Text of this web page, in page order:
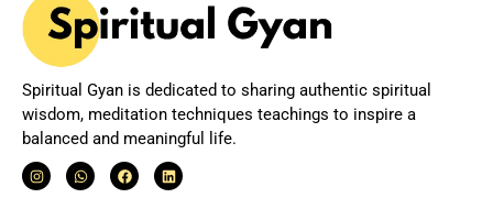
Spiritual Gyan is dedicated to sharing authentic spiritual
wisdom, meditation techniques teachings to inspire a
balanced and meaningful life.